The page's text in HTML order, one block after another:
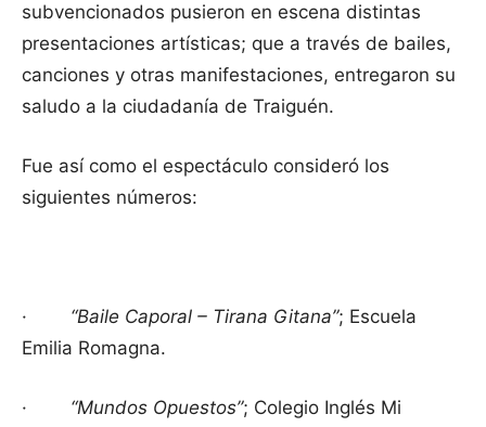
subvencionados pusieron en escena distintas
presentaciones artísticas; que a través de bailes,
canciones y otras manifestaciones, entregaron su
saludo a la ciudadanía de Traiguén.
Fue así como el espectáculo consideró los
siguientes números:
· “Baile Caporal – Tirana Gitana”; Escuela
Emilia Romagna.
· “Mundos Opuestos”; Colegio Inglés Mi